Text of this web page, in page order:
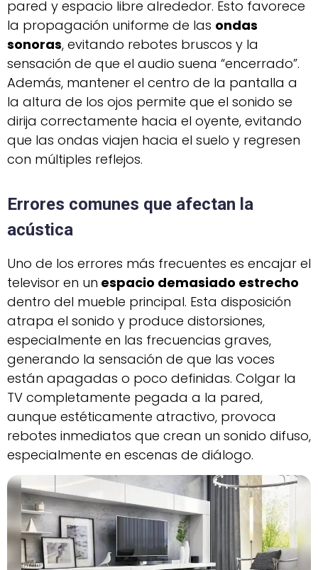
pared y espacio libre alrededor. Esto favorece
la propagación uniforme de las ondas
sonoras, evitando rebotes bruscos y la
sensación de que el audio suena “encerrado”.
Además, mantener el centro de la pantalla a
la altura de los ojos permite que el sonido se
dirija correctamente hacia el oyente, evitando
que las ondas viajen hacia el suelo y regresen
con múltiples reflejos.
Errores comunes que afectan la
acústica
Uno de los errores más frecuentes es encajar el
televisor en un espacio demasiado estrecho
dentro del mueble principal. Esta disposición
atrapa el sonido y produce distorsiones,
especialmente en las frecuencias graves,
generando la sensación de que las voces
están apagadas o poco definidas. Colgar la
TV completamente pegada a la pared,
aunque estéticamente atractivo, provoca
rebotes inmediatos que crean un sonido difuso,
especialmente en escenas de diálogo.